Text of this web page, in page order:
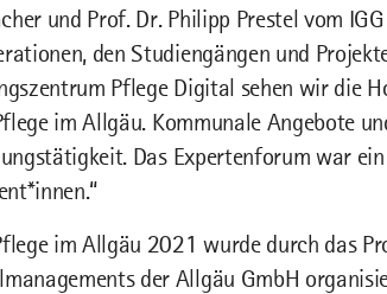
und Prof. Dr. Philipp Prestel vom
den Studiengängen und
Pflege Digital sehen wir die
im Allgäu. Kommunale Angebote
Das Expertenforum war
im Allgäu 2021 wurde durch das
der Allgäu GmbH